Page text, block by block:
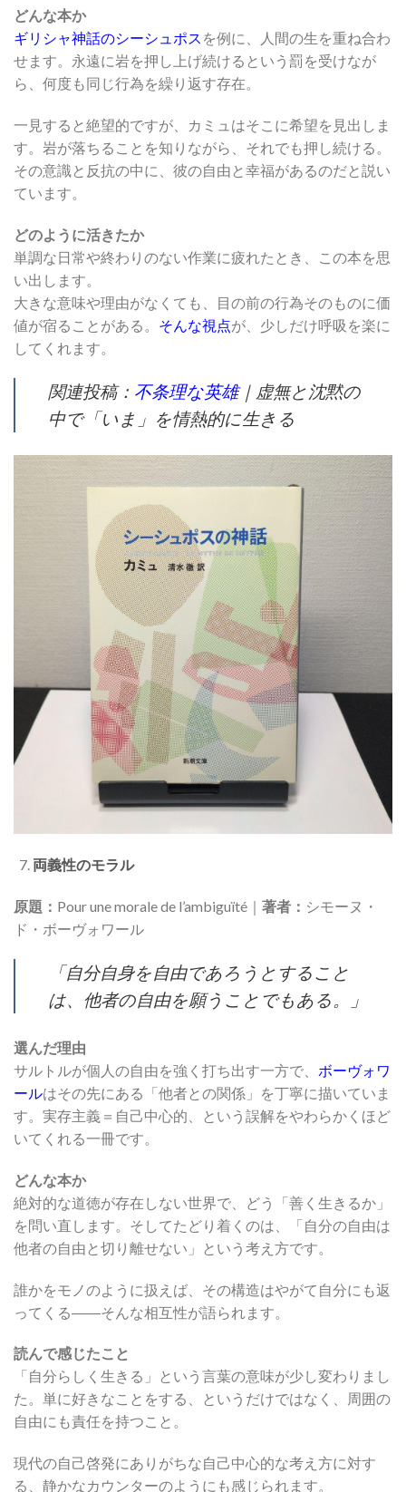
どんな本か
ギリシャ神話のシーシュポス を例に、人間の生を重ね合わ
せます。永遠に岩を押し上げ続けるという罰を受けなが
ら、何度も同じ行為を繰り返す存在。
一見すると絶望的ですが、カミュはそこに希望を見出しま
す。岩が落ちることを知りながら、それでも押し続ける。
その意識と反抗の中に、彼の自由と幸福があるのだと説い
ています。
どのように活きたか
単調な日常や終わりのない作業に疲れたとき、この本を思
い出します。
大きな意味や理由がなくても、目の前の行為そのものに価
値が宿ることがある。 そんな視点が、少しだけ呼吸を楽に
してくれます。
関連投稿： 不条理な英雄｜虚無と沈黙の
中で「いま」を情熱的に生きる
両義性のモラル
原題： Pour une morale de l’ambiguïté｜ 著者： シモーヌ・
ド・ボーヴォワール
「自分自身を自由であろうとすること
は、他者の自由を願うことでもある。」
選んだ理由
サルトルが個人の自由を強く打ち出す一方で、 ボーヴォワ
ールはその先にある「他者との関係」を丁寧に描いていま
す。実存主義＝自己中心的、という誤解をやわらかくほど
いてくれる一冊です。
どんな本か
絶対的な道徳が存在しない世界で、どう「善く生きるか」
を問い直します。そしてたどり着くのは、「自分の自由は
他者の自由と切り離せない」という考え方です。
誰かをモノのように扱えば、その構造はやがて自分にも返
ってくる――そんな相互性が語られます。
読んで感じたこと
「自分らしく生きる」という言葉の意味が少し変わりまし
た。単に好きなことをする、というだけではなく、周囲の
自由にも責任を持つこと。
現代の自己啓発にありがちな自己中心的な考え方に対す
る、静かなカウンターのようにも感じられます。